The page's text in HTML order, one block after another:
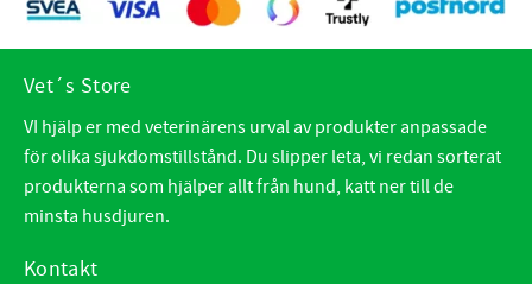
Vet´s Store
VI hjälp er med veterinärens urval av produkter anpassade
för olika sjukdomstillstånd. Du slipper leta, vi redan sorterat
produkterna som hjälper allt från hund, katt ner till de
minsta husdjuren.
Kontakt